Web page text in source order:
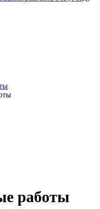
работы